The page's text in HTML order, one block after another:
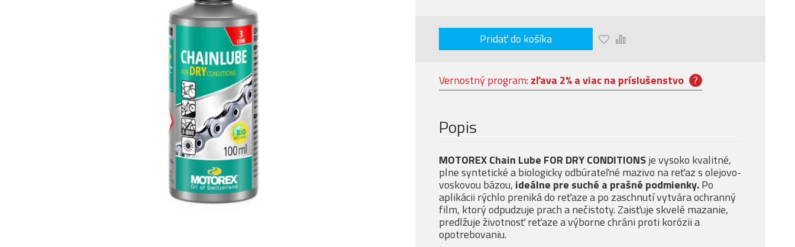
Pridať do košíka
Vernostný program: zľava 2% a viac na príslušenstvo ?
Popis
MOTOREX Chain Lube FOR DRY CONDITIONSje vysoko kvalitné,
plne syntetické a biologicky odbúrateľné mazivo na reťaz s olejovo-
voskovou bázou, ideálne pre suché a prašné podmienky.Po
aplikácii rýchlo preniká do reťaze a po zaschnutí vytvára ochranný
film, ktorý odpudzuje prach a nečistoty. Zaisťuje skvelé mazanie,
predlžuje životnosť reťaze a výborne chráni proti korózii a
opotrebovaniu.